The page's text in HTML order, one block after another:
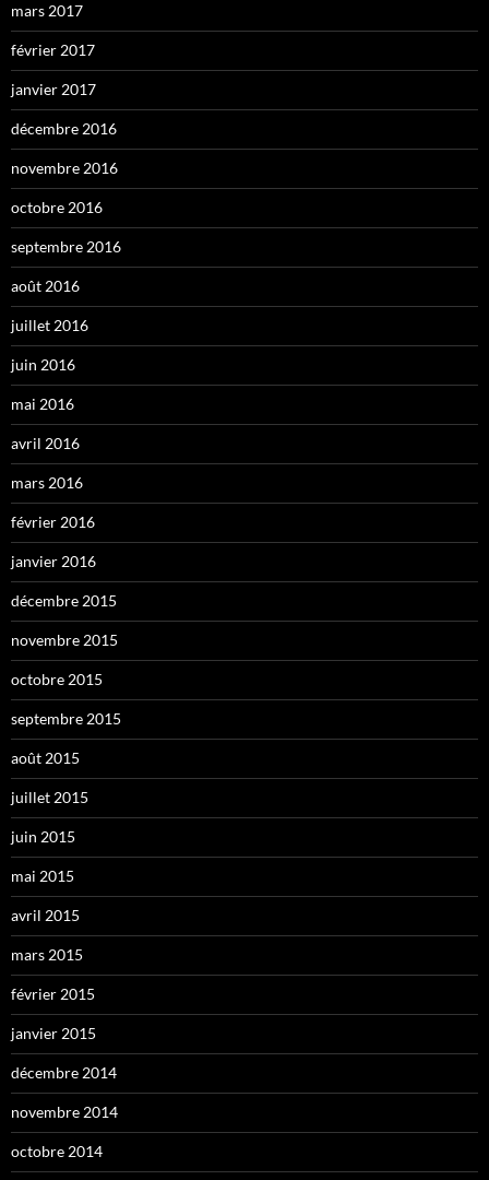
mars 2017
février 2017
janvier 2017
décembre 2016
novembre 2016
octobre 2016
septembre 2016
août 2016
juillet 2016
juin 2016
mai 2016
avril 2016
mars 2016
février 2016
janvier 2016
décembre 2015
novembre 2015
octobre 2015
septembre 2015
août 2015
juillet 2015
juin 2015
mai 2015
avril 2015
mars 2015
février 2015
janvier 2015
décembre 2014
novembre 2014
octobre 2014